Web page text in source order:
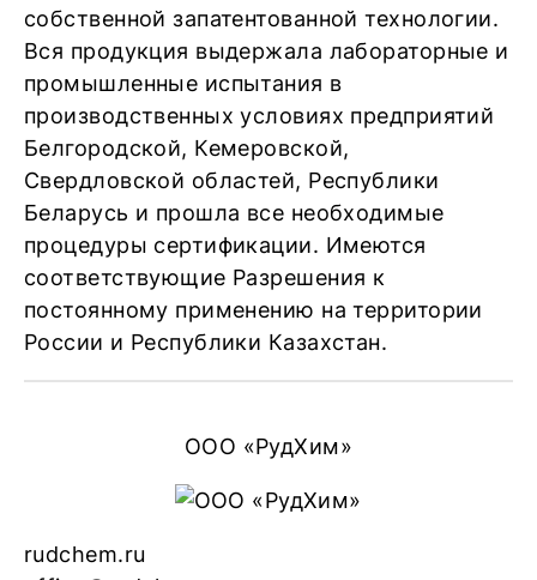
собственной запатентованной технологии.
Вся продукция выдержала лабораторные и
промышленные испытания в
производственных условиях предприятий
Белгородской, Кемеровской,
Свердловской областей, Республики
Беларусь и прошла все необходимые
процедуры сертификации. Имеются
соответствующие Разрешения к
постоянному применению на территории
России и Республики Казахстан.
ООО «РудХим»
rudchem.ru